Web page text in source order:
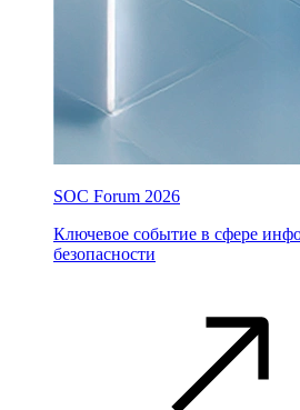
SOC Forum 2026
Ключевое событие в сфере
безопасности